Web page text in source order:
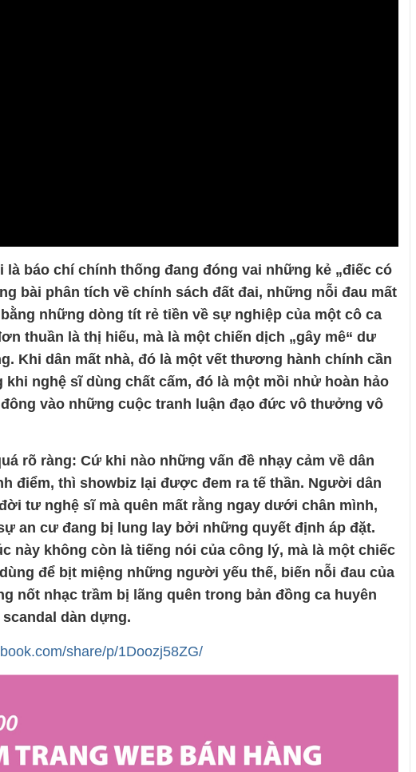
là báo chí chính thống đang đóng vai những kẻ „điếc có
bài phân tích về chính sách đất đai, những nỗi đau mất
những dòng tít rẻ tiền về sự nghiệp của một cô ca
thuần là thị hiếu, mà là một chiến dịch „gây mê“ dư
Khi dân mất nhà, đó là một vết thương hành chính cần
khi nghệ sĩ dùng chất cấm, đó là một mồi nhử hoàn hảo
vào những cuộc tranh luận đạo đức vô thưởng vô
rõ ràng: Cứ khi nào những vấn đề nhạy cảm về dân
điểm, thì showbiz lại được đem ra tế thần. Người dân
tư nghệ sĩ mà quên mất rằng ngay dưới chân mình,
an cư đang bị lung lay bởi những quyết định áp đặt.
này không còn là tiếng nói của công lý, mà là một chiếc
để bịt miệng những người yếu thế, biến nỗi đau của
nốt nhạc trầm bị lãng quên trong bản đồng ca huyên
dàn dựng.
share/p/1Doozj58ZG/